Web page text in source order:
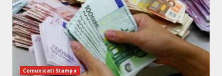
Comunicati Stampa